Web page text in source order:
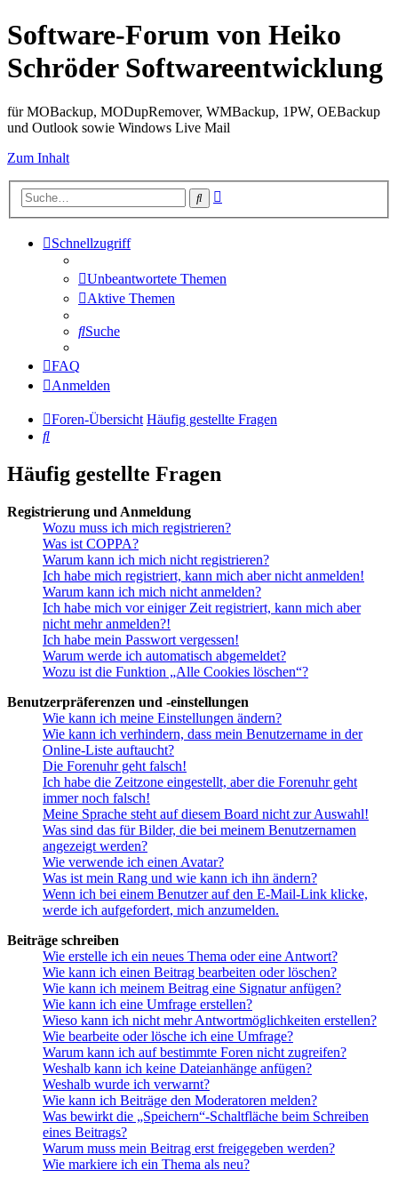
Software-Forum von Heiko
Schröder Softwareentwicklung
für MOBackup, MODupRemover, WMBackup, 1PW, OEBackup
und Outlook sowie Windows Live Mail
Zum Inhalt
Suche
Schnellzugriff
Unbeantwortete Themen
Aktive Themen
Suche
FAQ
Anmelden
Foren-Übersicht Häufig gestellte Fragen
Suche
Häufig gestellte Fragen
Registrierung und Anmeldung
Wozu muss ich mich registrieren?
Was ist COPPA?
Warum kann ich mich nicht registrieren?
Ich habe mich registriert, kann mich aber nicht anmelden!
Warum kann ich mich nicht anmelden?
Ich habe mich vor einiger Zeit registriert, kann mich aber
nicht mehr anmelden?!
Ich habe mein Passwort vergessen!
Warum werde ich automatisch abgemeldet?
Wozu ist die Funktion „Alle Cookies löschen“?
Benutzerpräferenzen und -einstellungen
Wie kann ich meine Einstellungen ändern?
Wie kann ich verhindern, dass mein Benutzername in der
Online-Liste auftaucht?
Die Forenuhr geht falsch!
Ich habe die Zeitzone eingestellt, aber die Forenuhr geht
immer noch falsch!
Meine Sprache steht auf diesem Board nicht zur Auswahl!
Was sind das für Bilder, die bei meinem Benutzernamen
angezeigt werden?
Wie verwende ich einen Avatar?
Was ist mein Rang und wie kann ich ihn ändern?
Wenn ich bei einem Benutzer auf den E-Mail-Link klicke,
werde ich aufgefordert, mich anzumelden.
Beiträge schreiben
Wie erstelle ich ein neues Thema oder eine Antwort?
Wie kann ich einen Beitrag bearbeiten oder löschen?
Wie kann ich meinem Beitrag eine Signatur anfügen?
Wie kann ich eine Umfrage erstellen?
Wieso kann ich nicht mehr Antwortmöglichkeiten erstellen?
Wie bearbeite oder lösche ich eine Umfrage?
Warum kann ich auf bestimmte Foren nicht zugreifen?
Weshalb kann ich keine Dateianhänge anfügen?
Weshalb wurde ich verwarnt?
Wie kann ich Beiträge den Moderatoren melden?
Was bewirkt die „Speichern“-Schaltfläche beim Schreiben
eines Beitrags?
Warum muss mein Beitrag erst freigegeben werden?
Wie markiere ich ein Thema als neu?